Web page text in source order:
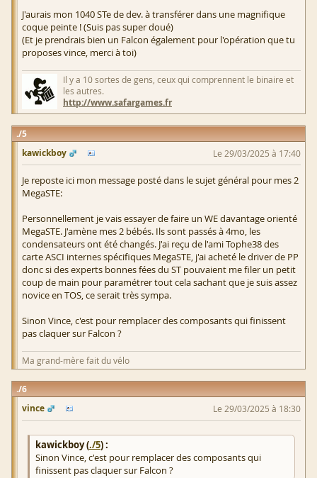
J'aurais mon 1040 STe de dev. à transférer dans une magnifique
coque peinte ! (Suis pas super doué)
(Et je prendrais bien un Falcon également pour l'opération que tu
proposes vince, merci à toi)
Il y a 10 sortes de gens, ceux qui comprennent le binaire et
les autres.
http://www.safargames.fr
5
kawickboy
Le 29/03/2025 à 17:40
Je reposte ici mon message posté dans le sujet général pour mes 2
MegaSTE:
Personnellement je vais essayer de faire un WE davantage orienté
MegaSTE. J'amène mes 2 bébés. Ils sont passés à 4mo, les
condensateurs ont été changés. J'ai reçu de l'ami Tophe38 des
carte ASCI internes spécifiques MegaSTE, j'ai acheté le driver de PP
donc si des experts bonnes fées du ST pouvaient me filer un petit
coup de main pour paramétrer tout cela sachant que je suis assez
novice en TOS, ce serait très sympa.
Sinon Vince, c'est pour remplacer des composants qui finissent
pas claquer sur Falcon ?
Ma grand-mère fait du vélo
6
vince
Le 29/03/2025 à 18:30
kawickboy (./5) :
Sinon Vince, c'est pour remplacer des composants qui
finissent pas claquer sur Falcon ?